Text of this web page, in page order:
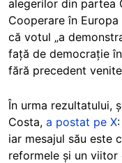
alegerilor din partea
Cooperare în
că votul „a
față de democrație
fără precedent
În urma rezultatului,
Costa, a postat pe X
iar mesajul său este
reformele și un viitor